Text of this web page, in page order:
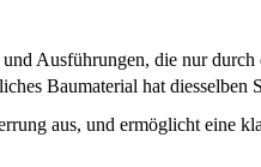
Ausführungen, die nur
Baumaterial hat
aus, und ermöglicht eine